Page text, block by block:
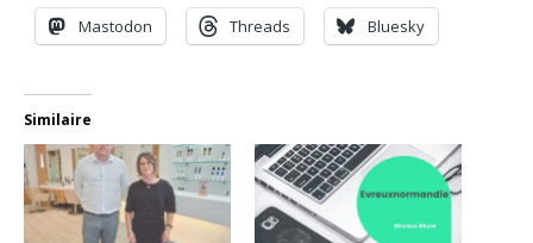
Mastodon Threads Bluesky
Similaire